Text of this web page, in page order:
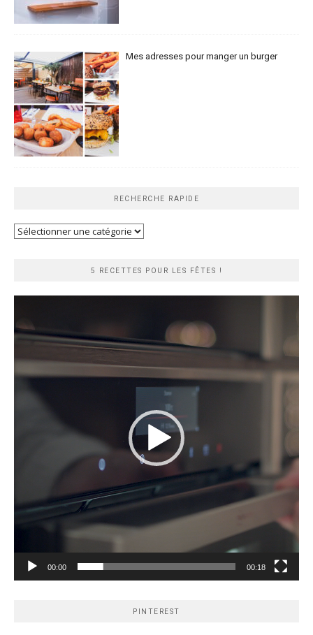
Mes adresses pour manger un burger
RECHERCHE RAPIDE
Recherche
5 RECETTES POUR LES FÊTES !
00:00 00:18
PINTEREST